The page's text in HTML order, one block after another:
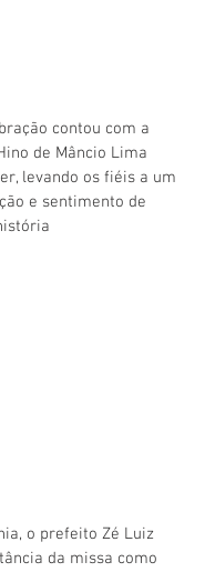
contou com a
de Mâncio Lima
levando os fiéis a um
e sentimento de
o prefeito Zé Luiz
da missa como